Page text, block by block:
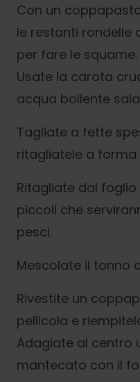
Con un
le restanti rondelle
per fare le squame.
Usate la carota
acqua bollente
Tagliate a fette
ritagliatele a forma
Ritagliate dal
piccoli che
pesci.
Mescolate il tonno
Rivestite un
pellicola e
Adagiate al centro
mantecato con il